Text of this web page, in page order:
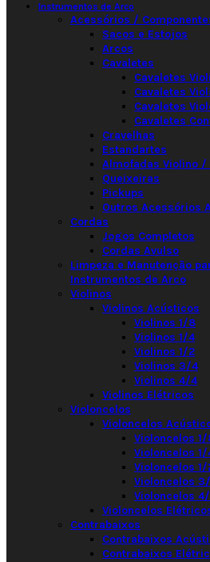
Instrumentos de Arco
Acessórios /
Sacos e Estojos
Arcos
Cavaletes
Cavaletes
Cavaletes
Cavaletes
Cavaletes
Cravelhas
Estandartes
Almofadas Violino /
Queixeiras
Pickups
Outros Acessórios
Cordas
Jogos Completos
Cordas Avulso
Limpeza e Manutenção
Instrumentos de Arco
Violinos
Violinos Acústicos
Violinos 1/8
Violinos 1/4
Violinos 1/2
Violinos 3/4
Violinos 4/4
Violinos Elétricos
Violoncelos
Violoncelos
Violoncelos
Violoncelos 1/
Violoncelos 1/
Violoncelos
Violoncelos
Violoncelos
Contrabaixos
Contrabaixos
Contrabaixos